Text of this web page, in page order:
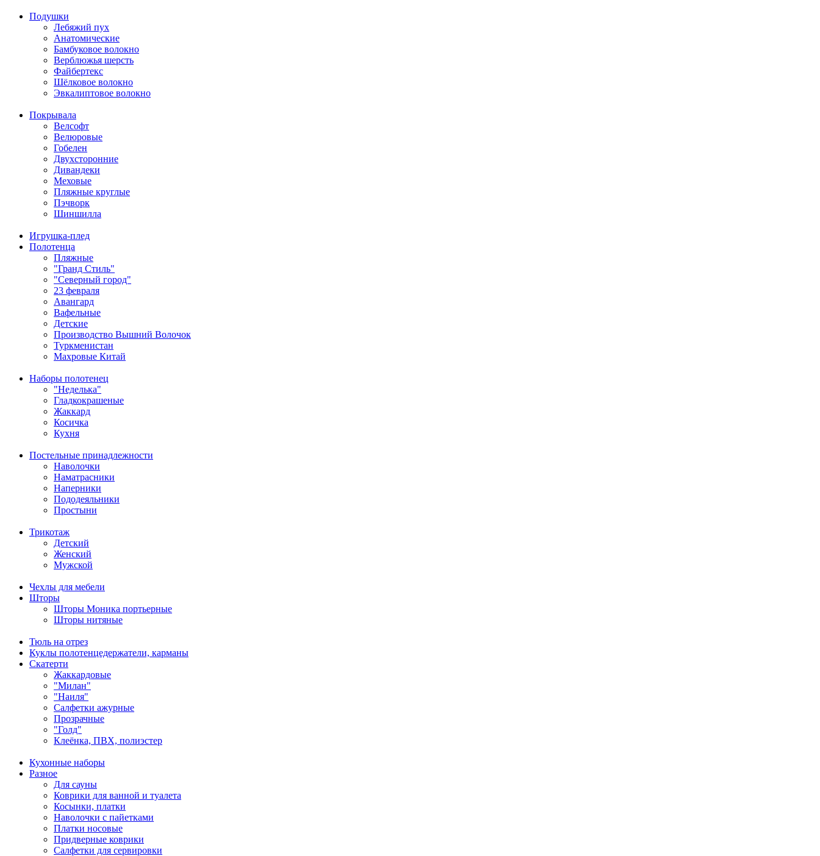
Подушки
Лебяжий пух
Анатомические
Бамбуковое волокно
Верблюжья шерсть
Файбертекс
Шёлковое волокно
Эвкалиптовое волокно
Покрывала
Велсофт
Велюровые
Гобелен
Двухсторонние
Дивандеки
Меховые
Пляжные круглые
Пэчворк
Шиншилла
Игрушка-плед
Полотенца
Пляжные
"Гранд Стиль"
"Северный город"
23 февраля
Авангард
Вафельные
Детские
Производство Вышний Волочок
Туркменистан
Махровые Китай
Наборы полотенец
"Неделька"
Гладкокрашеные
Жаккард
Косичка
Кухня
Постельные принадлежности
Наволочки
Наматрасники
Наперники
Пододеяльники
Простыни
Трикотаж
Детский
Женский
Мужской
Чехлы для мебели
Шторы
Шторы Моника портьерные
Шторы нитяные
Тюль на отрез
Куклы полотенцедержатели, карманы
Скатерти
Жаккардовые
"Милан"
"Наиля"
Салфетки ажурные
Прозрачные
"Голд"
Клеёнка, ПВХ, полиэстер
Кухонные наборы
Разное
Для сауны
Коврики для ванной и туалета
Косынки, платки
Наволочки с пайетками
Платки носовые
Придверные коврики
Салфетки для сервировки